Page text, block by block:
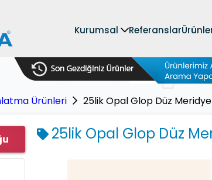
Kurumsal Referanslar
Ürünleri 25lik Opal Glop Düz
25lik Opal Glop Düz